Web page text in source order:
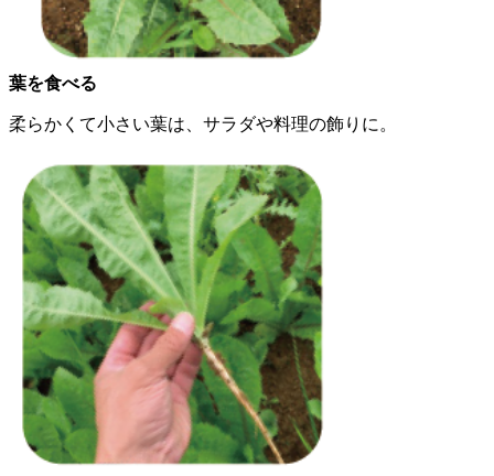
葉を食べる
柔らかくて小さい葉は、サラダや料理の飾りに。